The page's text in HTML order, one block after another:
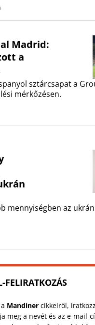
Madrid:
a
sztárcsapat a
mérkőzésen.
mennyiségben az
FELIRATKOZÁS
Mandinercikkeiről,
meg a nevét és az e-mail-